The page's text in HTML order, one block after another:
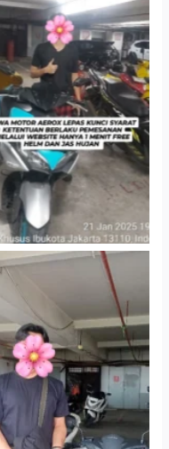
Cityplaza Jatinegara
Gedung Parkir P6A
Cityplaza Jatinegara
Gedung Parkir P6A